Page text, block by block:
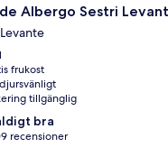
Albergo Sestri
frukost
tillgänglig
bra
recensioner